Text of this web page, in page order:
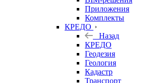
Приложения
Комплекты
КРЕДО
Назад
КРЕДО
Геодезия
Геология
Кадастр
Транспорт